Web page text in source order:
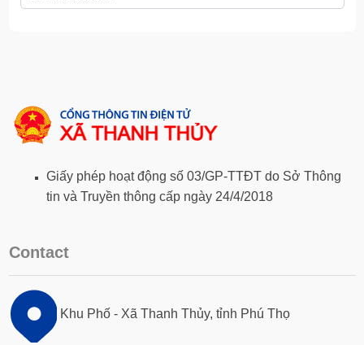
Giấy phép hoạt động số 03/GP-TTĐT do Sở Thông
tin và Truyền thông cấp ngày 24/4/2018
Contact
Khu Phố - Xã Thanh Thủy, tỉnh Phú Thọ